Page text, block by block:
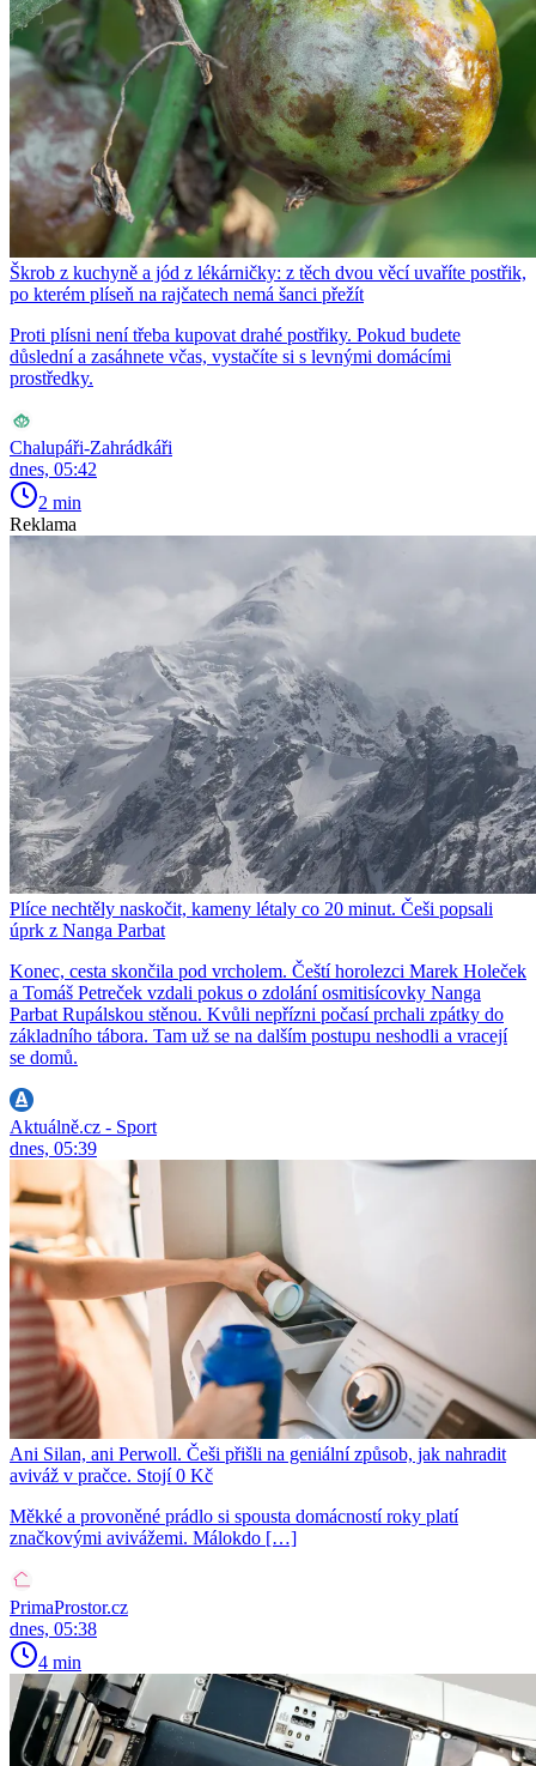
Škrob z kuchyně a jód z lékárničky: z těch dvou věcí uvaříte postřik,
po kterém plíseň na rajčatech nemá šanci přežít
Proti plísni není třeba kupovat drahé postřiky. Pokud budete
důslední a zasáhnete včas, vystačíte si s levnými domácími
prostředky.
Chalupáři-Zahrádkáři
dnes, 05:42
2 min
Reklama
Plíce nechtěly naskočit, kameny létaly co 20 minut. Češi popsali
úprk z Nanga Parbat
Konec, cesta skončila pod vrcholem. Čeští horolezci Marek Holeček
a Tomáš Petreček vzdali pokus o zdolání osmitisícovky Nanga
Parbat Rupálskou stěnou. Kvůli nepřízni počasí prchali zpátky do
základního tábora. Tam už se na dalším postupu neshodli a vracejí
se domů.
Aktuálně.cz - Sport
dnes, 05:39
Ani Silan, ani Perwoll. Češi přišli na geniální způsob, jak nahradit
aviváž v pračce. Stojí 0 Kč
Měkké a provoněné prádlo si spousta domácností roky platí
značkovými avivážemi. Málokdo […]
PrimaProstor.cz
dnes, 05:38
4 min